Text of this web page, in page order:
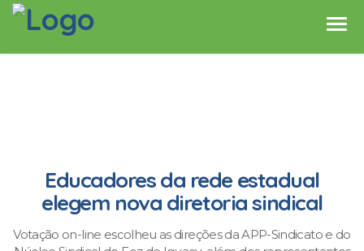
Educadores da rede estadual
elegem nova diretoria sindical
Votação on-line escolheu as direções da APP-Sindicato e do